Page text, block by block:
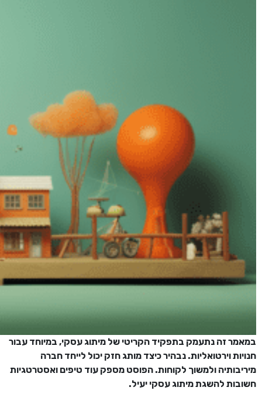
במאמר זה נתעמק בתפקיד הקריטי של מיתוג עסקי, במיוחד עבור
חנויות וירטואליות. נבהיר כיצד מותג חזק יכול לייחד חברה
מיריבותיה ולמשוך לקוחות. הפוסט מספק עוד טיפים ואסטרטגיות
חשובות להשגת מיתוג עסקי יעיל.